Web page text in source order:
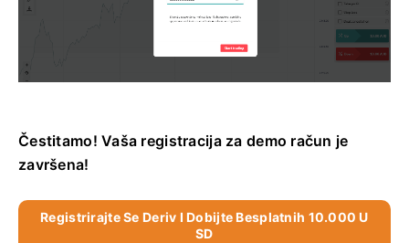
Čestitamo! Vaša registracija za demo račun je
završena!
Registrirajte Se Deriv I Dobijte Besplatnih 10.000 U
SD